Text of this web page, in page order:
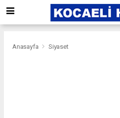
Anasayfa Siyaset